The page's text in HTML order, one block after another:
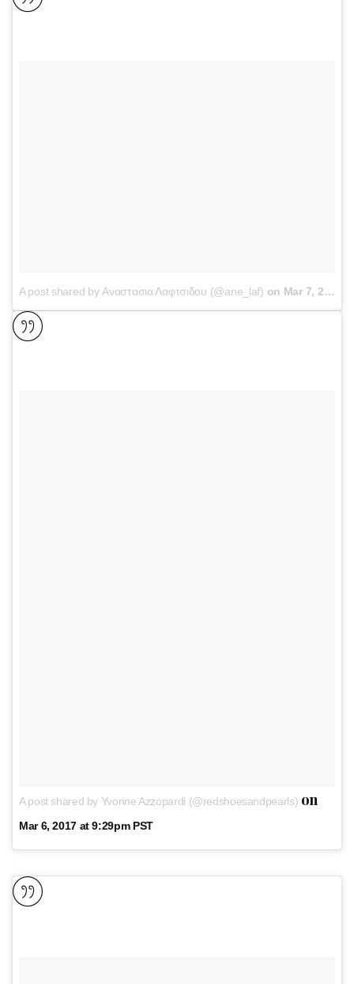
A post shared by Αναστασια Λαφτσιδου (@ane_laf) on Mar 7, 2017 at 3:47am PST
A post shared by Yvonne Azzopardi (@redshoesandpearls) on
Mar 6, 2017 at 9:29pm PST